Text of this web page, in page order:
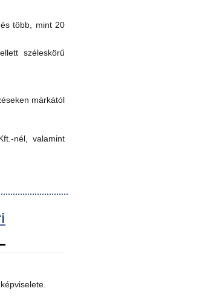
több, mint 20
széleskörű
márkától
nél, valamint